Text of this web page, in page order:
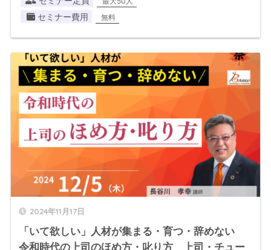
セミナー費用 無料
2024年11月17日
「いて欲しい」人材が集まる・育つ・辞めない
令和時代の上司のほめ方・叱り方 上司・チュー